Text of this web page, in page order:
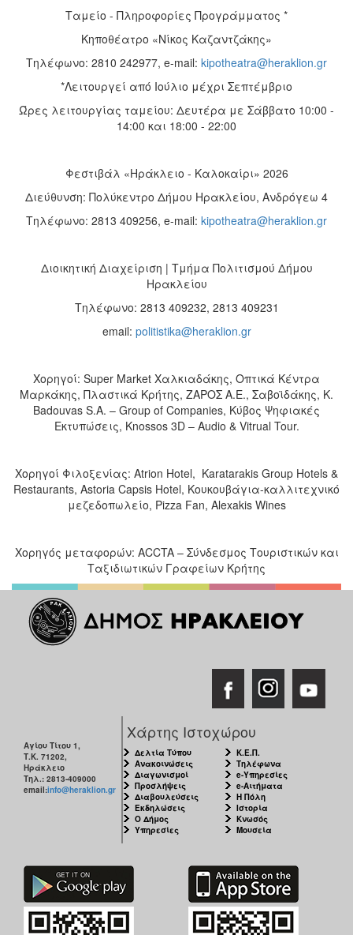
Ταμείο - Πληροφορίες Προγράμματος *
Κηποθέατρο «Νίκος Καζαντζάκης»
Τηλέφωνο: 2810 242977, e-mail: kipotheatra@heraklion.gr
*Λειτουργεί από Ιούλιο μέχρι Σεπτέμβριο
Ώρες λειτουργίας ταμείου: Δευτέρα με Σάββατο 10:00 -
14:00 και 18:00 - 22:00
Φεστιβάλ «Ηράκλειο - Καλοκαίρι» 2026
Διεύθυνση: Πολύκεντρο Δήμου Ηρακλείου, Ανδρόγεω 4
Τηλέφωνο: 2813 409256, e-mail: kipotheatra@heraklion.gr
Διοικητική Διαχείριση | Τμήμα Πολιτισμού Δήμου
Ηρακλείου
Τηλέφωνο: 2813 409232, 2813 409231
email: politistika@heraklion.gr
Χορηγοί: Super Market Χαλκιαδάκης, Οπτικά Κέντρα
Μαρκάκης, Πλαστικά Κρήτης, ΖΑΡΟΣ Α.Ε., Σαβοϊδάκης, K.
Badouvas S.A. – Group of Companies, Κύβος Ψηφιακές
Εκτυπώσεις, Knossos 3D – Audio & Vitrual Tour.
Χορηγοί Φιλοξενίας: Atrion Hotel, Karatarakis Group Hotels &
Restaurants, Astoria Capsis Hotel, Κουκουβάγια-καλλιτεχνικό
μεζεδοπωλείο, Pizza Fan, Alexakis Wines
Χορηγός μεταφορών: ACCTA – Σύνδεσμος Τουριστικών και
Ταξιδιωτικών Γραφείων Κρήτης
Αγίου Τίτου 1,
Τ.Κ. 71202,
Ηράκλειο
Τηλ.: 2813-409000
email:info@heraklion.gr
Χάρτης Ιστοχώρου
Δελτία Τύπου
Ανακοινώσεις
Διαγωνισμοί
Προσλήψεις
Διαβουλεύσεις
Εκδηλώσεις
Ο Δήμος
Υπηρεσίες
Κ.Ε.Π.
Τηλέφωνα
e-Υπηρεσίες
e-Αιτήματα
Η Πόλη
Ιστορία
Κνωσός
Μουσεία